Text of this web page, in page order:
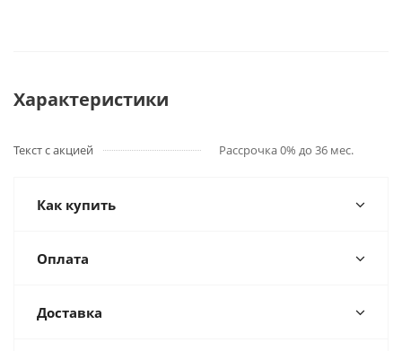
Характеристики
Текст с акцией Рассрочка 0% до 36 мес.
Как купить
Оплата
Доставка